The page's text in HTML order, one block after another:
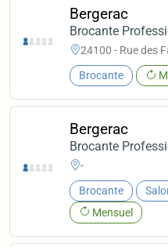
Bergerac
Brocante
24100 - Rue des
Brocante
Bergerac
Brocante
-
Brocante
Mensuel